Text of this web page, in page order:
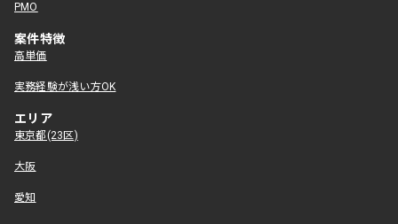
PMO
案件特徴
高単価
実務経験が浅い方OK
エリア
東京都(23区)
大阪
愛知